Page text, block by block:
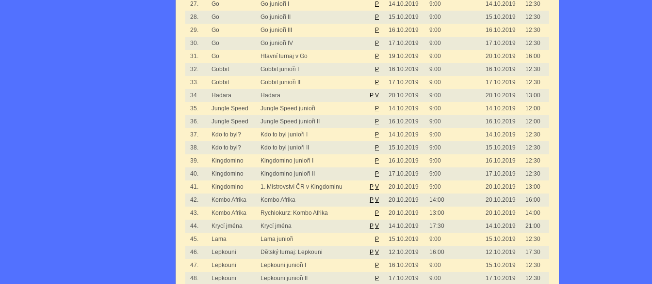
27.
Go Go junioři I P 14.10.2019 9:00 14.10.2019
12:30
28.
Go Go junioři II P 15.10.2019 9:00 15.10.2019
12:30
29.
Go Go junioři III P 16.10.2019 9:00 16.10.2019
12:30
30.
Go Go junioři IV P 17.10.2019 9:00 17.10.2019
12:30
31.
Go Hlavní turnaj v Go P 19.10.2019 9:00 20.10.2019
16:00
32.
Gobbit Gobbit junioři I P 16.10.2019 9:00 16.10.2019
12:30
33.
Gobbit Gobbit junioři II P 17.10.2019 9:00 17.10.2019
12:30
34.
Hadara Hadara P V 20.10.2019 9:00 20.10.2019
13:00
35.
Jungle Speed Jungle Speed junioři P 14.10.2019 9:00 14.10.2019
12:00
36.
Jungle Speed Jungle Speed junioři II P 16.10.2019 9:00 16.10.2019
12:00
37.
Kdo to byl? Kdo to byl junioři I P 14.10.2019 9:00 14.10.2019
12:30
38.
Kdo to byl? Kdo to byl junioři II P 15.10.2019 9:00 15.10.2019
12:30
39.
Kingdomino Kingdomino junioři I P 16.10.2019 9:00 16.10.2019
12:30
40.
Kingdomino Kingdomino junioři II P 17.10.2019 9:00 17.10.2019
12:30
41.
Kingdomino 1. Mistrovství ČR v Kingdominu P V 20.10.2019 9:00 20.10.2019
13:00
42.
Kombo Afrika Kombo Afrika P V 20.10.2019 14:00 20.10.2019
16:00
43.
Kombo Afrika Rychlokurz: Kombo Afrika P 20.10.2019 13:00 20.10.2019
14:00
44.
Krycí jména Krycí jména P V 14.10.2019 17:30 14.10.2019
21:00
45.
Lama Lama junioři P 15.10.2019 9:00 15.10.2019
12:30
46.
Lepkouni Dětský turnaj: Lepkouni P V 12.10.2019 16:00 12.10.2019
17:30
47.
Lepkouni Lepkouni junioři I P 16.10.2019 9:00 15.10.2019
12:30
48.
Lepkouni Lepkouni junioři II P 17.10.2019 9:00 17.10.2019
12:30